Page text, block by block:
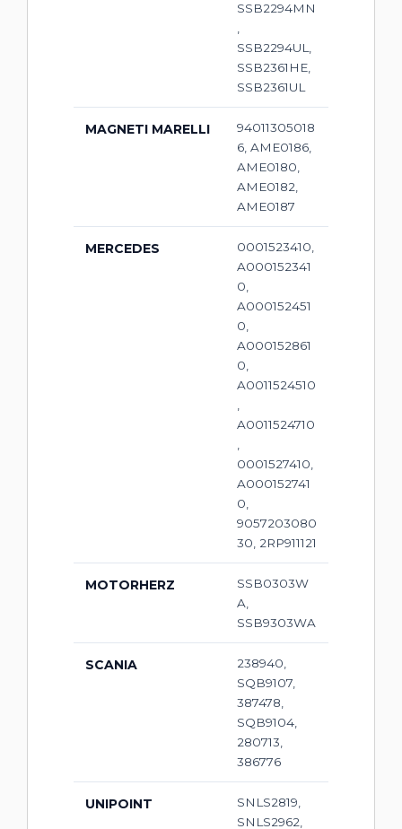
SSB2294MN
SSB2294UL,
SSB2361HE,
SSB2361UL
MAGNETI MARELLI
94011305018
6, AME0186,
AME0180,
AME0182,
AME0187
MERCEDES
0001523410,
A000152341
0,
A000152451
0,
A000152861
0,
A0011524510
A0011524710
0001527410,
A000152741
0,
9057203080
30, 2RP911121
MOTORHERZ
SSB0303W
A,
SSB9303WA
SCANIA
238940,
SQB9107,
387478,
SQB9104,
280713,
386776
UNIPOINT
SNLS2819,
SNLS2962,